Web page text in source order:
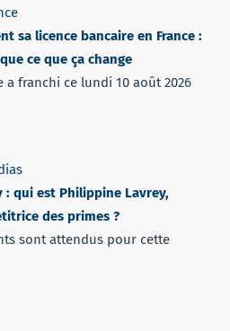
sa licence bancaire en France :
ce que ça change
franchi ce lundi 10 août 2026
: qui est Philippine Lavrey,
des primes ?
sont attendus pour cette